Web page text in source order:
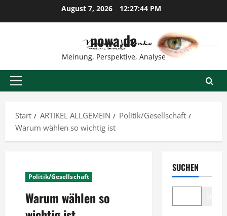
August 7, 2026 12:27:45 PM
nowa.de
Meinung, Perspektive, Analyse
Primäres
Start
ARTIKEL ALLGEMEIN
Politik/Gesellschaft
Warum wählen so wichtig ist
Politik/Gesellschaft
Warum wählen so
SUCHEN